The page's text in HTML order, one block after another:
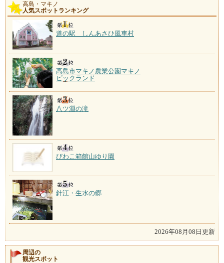
高島・マキノ
人気スポットランキング
道の駅 しんあさひ風車村
高島市マキノ農業公園マキノ
ピックランド
八ツ淵の滝
びわこ箱館山ゆり園
針江・生水の郷
2026年08月08日更新
周辺の
観光スポット